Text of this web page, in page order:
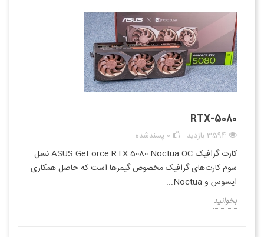
RTX-5080
3594 بازدید 0 پسندشده
کارت گرافیک ASUS GeForce RTX 5080 Noctua OC نسل
سوم کارت‌های گرافیک مخصوص گیمرها است که حاصل همکاری
ایسوس و Noctua...
بخوانید